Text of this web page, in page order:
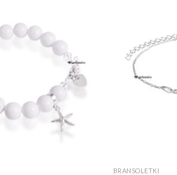
ulubionych
❤️
BRANSOLETKI